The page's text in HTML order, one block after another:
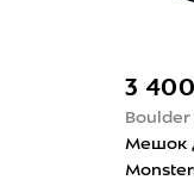
3
Boulder
Мешок